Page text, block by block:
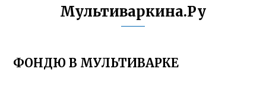
Мультиваркина.Ру
ФОНДЮ В МУЛЬТИВАРКЕ